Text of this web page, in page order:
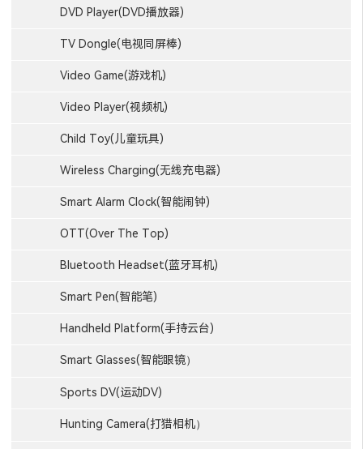
DVD Player(DVD播放器)
TV Dongle(电视同屏棒)
Video Game(游戏机)
Video Player(视频机)
Child Toy(儿童玩具)
Wireless Charging(无线充电器)
Smart Alarm Clock(智能闹钟)
OTT(Over The Top)
Bluetooth Headset(蓝牙耳机)
Smart Pen(智能笔)
Handheld Platform(手持云台)
Smart Glasses(智能眼镜）
Sports DV(运动DV)
Hunting Camera(打猎相机）